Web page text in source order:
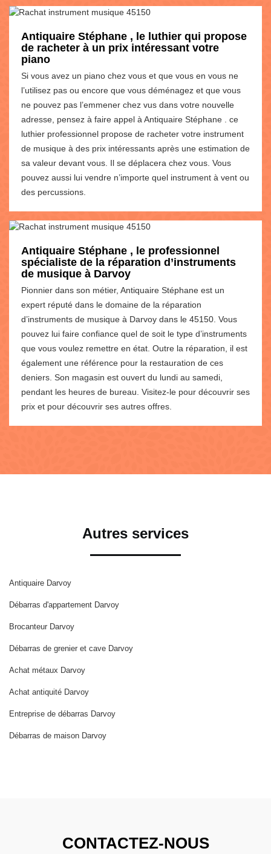
Antiquaire Stéphane , le luthier qui propose
de racheter à un prix intéressant votre
piano
Si vous avez un piano chez vous et que vous en vous ne
l’utilisez pas ou encore que vous déménagez et que vous
ne pouvez pas l’emmener chez vus dans votre nouvelle
adresse, pensez à faire appel à Antiquaire Stéphane . ce
luthier professionnel propose de racheter votre instrument
de musique à des prix intéressants après une estimation de
sa valeur devant vous. Il se déplacera chez vous. Vous
pouvez aussi lui vendre n’importe quel instrument à vent ou
des percussions.
Antiquaire Stéphane , le professionnel
spécialiste de la réparation d’instruments
de musique à Darvoy
Pionnier dans son métier, Antiquaire Stéphane est un
expert réputé dans le domaine de la réparation
d’instruments de musique à Darvoy dans le 45150. Vous
pouvez lui faire confiance quel de soit le type d’instruments
que vous voulez remettre en état. Outre la réparation, il est
également une référence pour la restauration de ces
deniers. Son magasin est ouvert du lundi au samedi,
pendant les heures de bureau. Visitez-le pour découvrir ses
prix et pour découvrir ses autres offres.
Autres services
Antiquaire Darvoy
Débarras d'appartement Darvoy
Brocanteur Darvoy
Débarras de grenier et cave Darvoy
Achat métaux Darvoy
Achat antiquité Darvoy
Entreprise de débarras Darvoy
Débarras de maison Darvoy
CONTACTEZ-NOUS